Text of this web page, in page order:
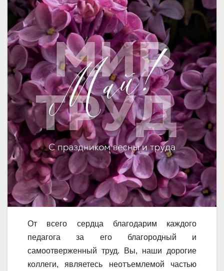
От всего сердца благодарим каждого
педагога за его благородный и
самоотверженный труд. Вы, наши дорогие
коллеги, являетесь неотъемлемой частью